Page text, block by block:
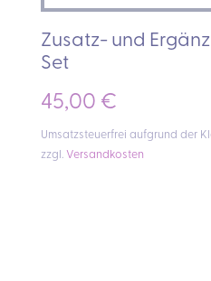
Zusatz- und
Set
45,00 €
Umsatzsteuerfrei aufgrund der
zzgl. Versandkosten